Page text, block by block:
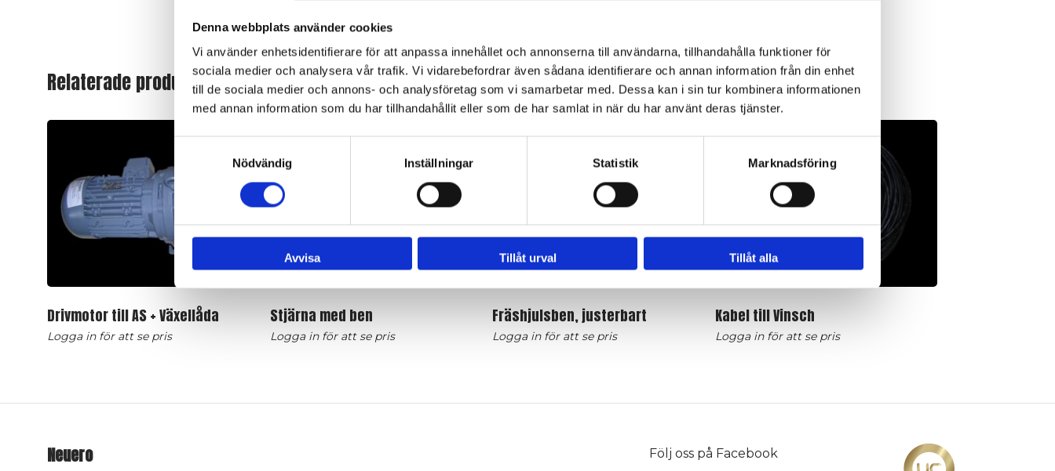
Denna webbplats använder cookies
Vi använder enhetsidentifierare för att anpassa innehållet och annonserna till användarna, tillhandahålla funktioner för
sociala medier och analysera vår trafik. Vi vidarebefordrar även sådana identifierare och annan information från din enhet
till de sociala medier och annons- och analysföretag som vi samarbetar med. Dessa kan i sin tur kombinera informationen
med annan information som du har tillhandahållit eller som de har samlat in när du har använt deras tjänster.
Nödvändig
Inställningar Statistik Marknadsföring
Avvisa Tillåt urval Tillåt alla
Relaterade produkter
Drivmotor till AS + Växellåda
Logga in för att se pris
Stjärna med ben
Logga in för att se pris
Fräshjulsben, justerbart
Logga in för att se pris
Kabel till Vinsch
Logga in för att se pris
Neuero Följ oss på Facebook